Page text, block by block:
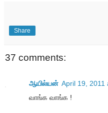
Share
37 comments:
ஆயில்யன் April 19, 2011
வாங்க வாங்க !